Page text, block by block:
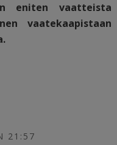
eniten vaatteista
vaatekaapistaan
21:57